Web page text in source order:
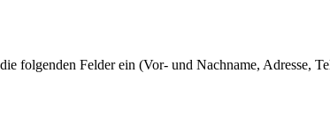
folgenden Felder ein (Vor- und Nachname, Adresse,